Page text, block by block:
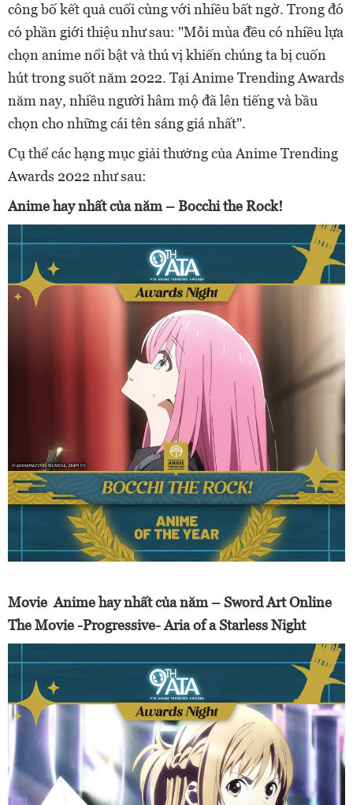
công bố kết quả cuối cùng với nhiều bất ngờ. Trong đó
có phần giới thiệu như sau: "Mỗi mùa đều có nhiều lựa
chọn anime nổi bật và thú vị khiến chúng ta bị cuốn
hút trong suốt năm 2022. Tại Anime Trending Awards
năm nay, nhiều người hâm mộ đã lên tiếng và bầu
chọn cho những cái tên sáng giá nhất".
Cụ thể các hạng mục giải thưởng của Anime Trending
Awards 2022 như sau:
Anime hay nhất của năm – Bocchi the Rock!
Movie Anime hay nhất của năm – Sword Art Online
The Movie -Progressive- Aria of a Starless Night